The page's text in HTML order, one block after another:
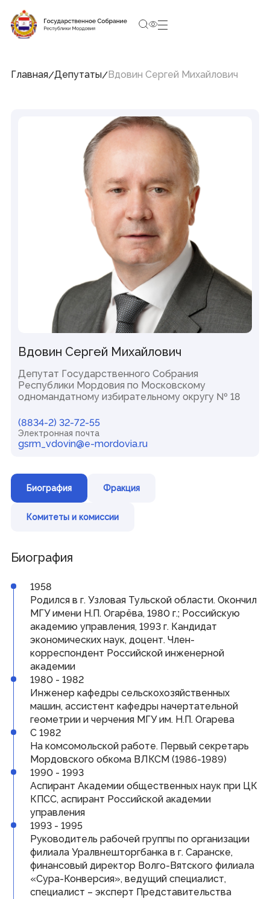
10:27:36
5 августа 2026, Среда
Структура Государственного Собрания
Республики Мордовия
Заместители Председателя
Комитеты и комиссии
Объявления, конкурсы
СМИ, учрежденные Государственным Собранием РМ
Аккредитация СМИ при Государственном Собрании РМ
Контакты пресс-службы
Выступления Председателя Госсударственного
Законодательная деятельность
Законопроекты и проекты постановлений
Повестки сессий
План законопроектной работы
Результаты голосований
Стенограммы заседаний
Представительная деятельность
Межпарламентское сотрудничество
Консультативные органы при Государственном Собрании
округа
Наградная деятельность
Почетная Грамота Государственного Собрания
Благодарность Председателя Государственного
Собрания
Знак за заслуги в развитии законодательства и
Информация
Противодействие коррупции
Кадровое обеспечение
Информационные и аналитические материалы
Доклад о состоянии законодательства
Законодательные органы ПФО
Публичные слушания
Молодежный парламент
Гражданам
Виртуальная приемная
Контакты
Трансляции заседаний
Полезные ресурсы
Органы власти
Главная Депутаты Вдовин Сергей Михайлович
Вдовин Сергей Михайлович
Депутат Государственного Собрания
Республики Мордовия по Московскому
одномандатному избирательному округу № 18
(8834-2) 32-72-55
Электронная почта
gsrm_vdovin@e-mordovia.ru
Биография Фракция
Комитеты и комиссии
Биография
1958
Родился в г. Узловая Тульской области. Окончил
МГУ имени Н.П. Огарёва, 1980 г.; Российскую
академию управления, 1993 г. Кандидат
экономических наук, доцент. Член-
корреспондент Российской инженерной
академии
1980 - 1982
Инженер кафедры сельскохозяйственных
машин, ассистент кафедры начертательной
геометрии и черчения МГУ им. Н.П. Огарева
С 1982
На комсомольской работе. Первый секретарь
Мордовского обкома ВЛКСМ (1986-1989)
1990 - 1993
Аспирант Академии общественных наук при ЦК
КПСС, аспирант Российской академии
управления
1993 - 1995
Руководитель рабочей группы по организации
филиала Уралвнешторгбанка в г. Саранске,
финансовый директор Волго-Вятского филиала
«Сура-Конверсия», ведущий специалист,
специалист – эксперт Представительства